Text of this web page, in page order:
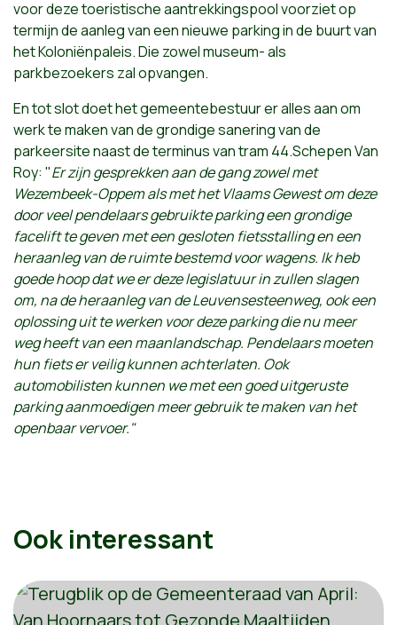
voor deze toeristische aantrekkingspool voorziet op
termijn de aanleg van een nieuwe parking in de buurt van
het Koloniënpaleis. Die zowel museum- als
parkbezoekers zal opvangen.
En tot slot doet het gemeentebestuur er alles aan om
werk te maken van de grondige sanering van de
parkeersite naast de terminus van tram 44.Schepen Van
Roy: "Er zijn gesprekken aan de gang zowel met
Wezembeek-Oppem als met het Vlaams Gewest om deze
door veel pendelaars gebruikte parking een grondige
facelift te geven met een gesloten fietsstalling en een
heraanleg van de ruimte bestemd voor wagens. Ik heb
goede hoop dat we er deze legislatuur in zullen slagen
om, na de heraanleg van de Leuvensesteenweg, ook een
oplossing uit te werken voor deze parking die nu meer
weg heeft van een maanlandschap. Pendelaars moeten
hun fiets er veilig kunnen achterlaten. Ook
automobilisten kunnen we met een goed uitgeruste
parking aanmoedigen meer gebruik te maken van het
openbaar vervoer."
Ook interessant